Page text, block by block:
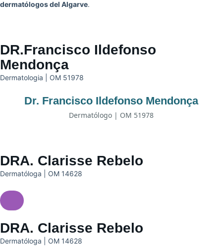
dermatólogos del Algarve.
DR.Francisco Ildefonso
Mendonça
Dermatologia | OM 51978
Dr. Francisco Ildefonso Mendonça
Dermatólogo | OM 51978
DRA. Clarisse Rebelo
Dermatóloga | OM 14628
DRA. Clarisse Rebelo
Dermatóloga | OM 14628